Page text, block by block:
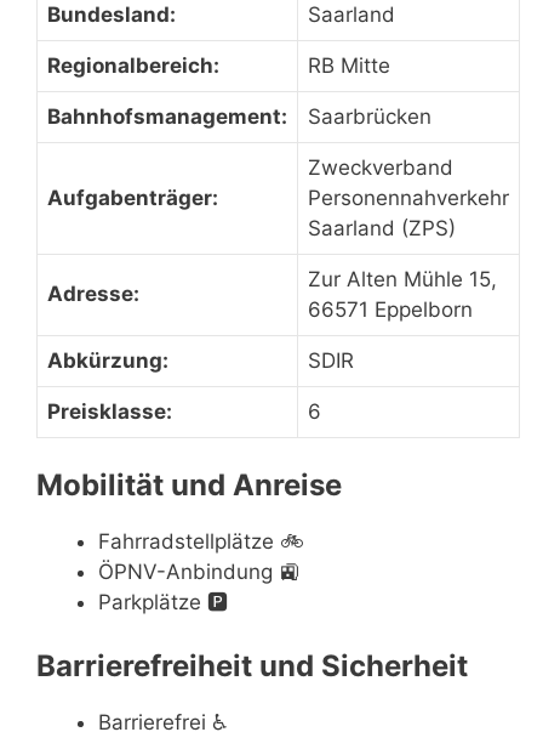
Bundesland: Saarland
Regionalbereich: RB Mitte
Bahnhofsmanagement: Saarbrücken
Aufgabenträger:
Zweckverband
Personennahverkehr
Saarland (ZPS)
Adresse:
Zur Alten Mühle 15,
66571 Eppelborn
Abkürzung: SDIR
Preisklasse: 6
Mobilität und Anreise
Fahrradstellplätze 🚲
ÖPNV-Anbindung 🚉
Parkplätze 🅿️
Barrierefreiheit und Sicherheit
Barrierefrei ♿